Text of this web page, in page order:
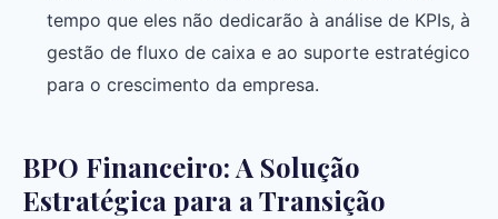
tempo que eles não dedicarão à análise de KPIs, à
gestão de fluxo de caixa e ao suporte estratégico
para o crescimento da empresa.
BPO Financeiro: A Solução
Estratégica para a Transição